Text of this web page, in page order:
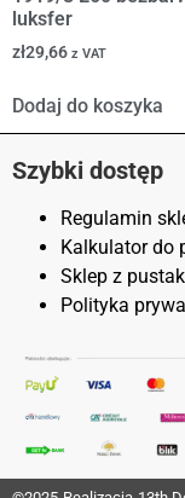
luksfer
zł29,66 z VAT
Dodaj do koszyka
Szybki dostęp
Regulamin
Kalkulator do
Sklep z
Polityka